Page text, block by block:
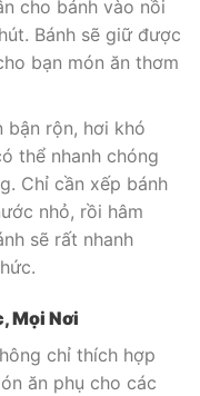
cho bánh vào nồi
Bánh sẽ giữ được
bạn món ăn thơm
bận rộn, hơi khó
thể nhanh chóng
Chỉ cần xếp bánh
nhỏ, rồi hâm
sẽ rất nhanh
Mọi Nơi
chỉ thích hợp
ăn phụ cho các